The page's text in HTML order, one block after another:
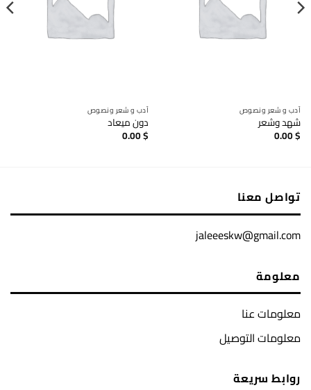
أدب و شعر ونصوص
شهد وشعر
0.00$
أدب و شعر ونصوص
دون ميعاد
0.00$
تواصل معنا
jaleeeskw@gmail.com
معلومة
معلومات عنا
معلومات التوصيل
روابط سريعة